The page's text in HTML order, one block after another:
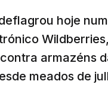
hoje
armazéns
meados de